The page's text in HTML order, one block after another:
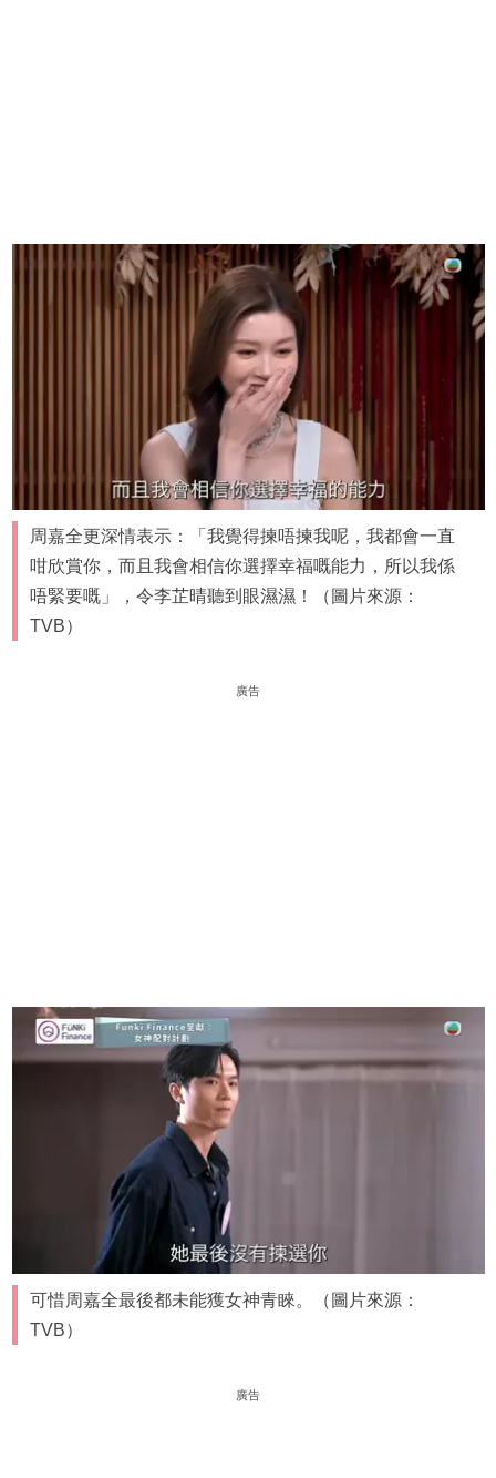
周嘉全更深情表示：「我覺得揀唔揀我呢，我都會一直
咁欣賞你，而且我會相信你選擇幸福嘅能力，所以我係
唔緊要嘅」，令李芷晴聽到眼濕濕！（圖片來源：
TVB）
廣告
可惜周嘉全最後都未能獲女神青睞。（圖片來源：
TVB）
廣告